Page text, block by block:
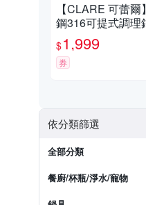
【CLARE 可蕾爾
鋼316可提式調理
19+22cm
$1,999
券
依分類篩選
全部分類
餐廚/杯瓶/淨水/寵物